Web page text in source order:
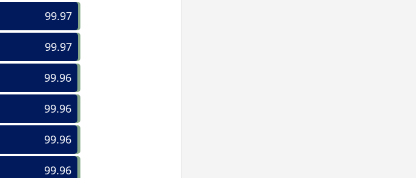
99.97
99.97
99.96
99.96
99.96
99.96